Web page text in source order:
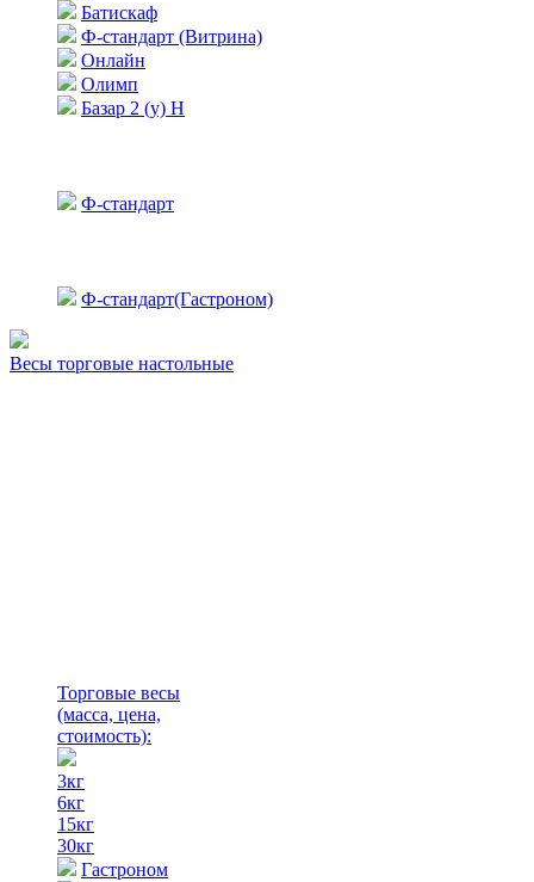
Батискаф
Ф-стандарт (Витрина)
Онлайн
Олимп
Базар 2 (у) Н
Ф-стандарт
Ф-стандарт(Гастроном)
Весы торговые настольные
Торговые весы
(масса, цена,
стоимость):
3кг
6кг
15кг
30кг
Гастроном